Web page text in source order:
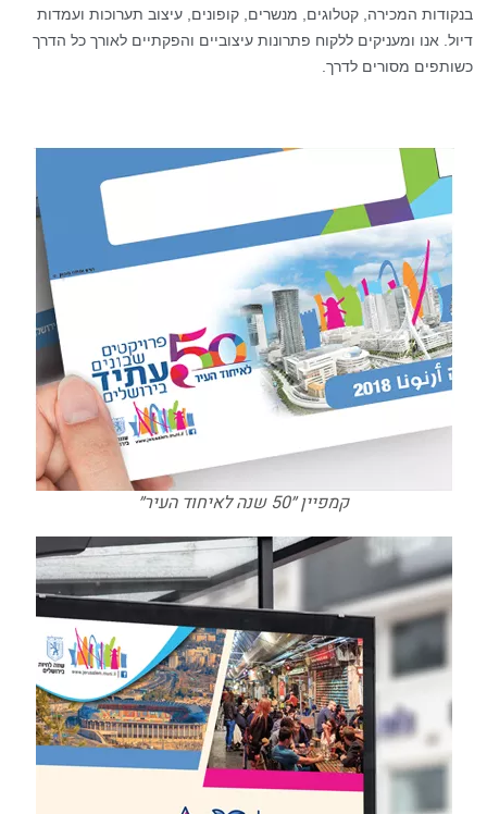
בנקודות המכירה, קטלוגים, מנשרים, קופונים, עיצוב תערוכות ועמדות
דיול. אנו ומעניקים ללקוח פתרונות עיצוביים והפקתיים לאורך כל הדרך
כשותפים מסורים לדרך.
קמפיין ״50 שנה לאיחוד העיר״